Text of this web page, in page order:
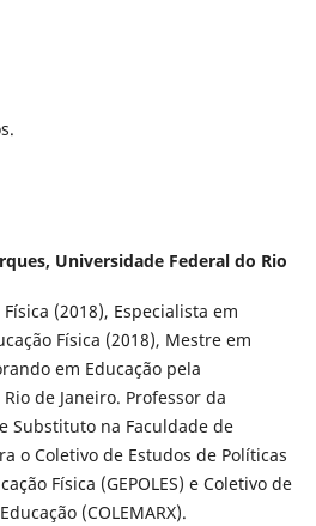
Universidade Federal do Rio
(2018), Especialista em
Física (2018), Mestre em
em Educação pela
de Janeiro. Professor da
Substituto na Faculdade de
o Coletivo de Estudos de Políticas
Física (GEPOLES) e Coletivo de
(COLEMARX).